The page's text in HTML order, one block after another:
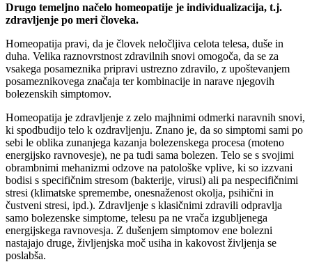
Drugo temeljno načelo homeopatije je individualizacija, t.j.
zdravljenje po meri človeka.
Homeopatija pravi, da je človek neločljiva celota telesa, duše in
duha. Velika raznovrstnost zdravilnih snovi omogoča, da se za
vsakega posameznika pripravi ustrezno zdravilo, z upoštevanjem
posameznikovega značaja ter kombinacije in narave njegovih
bolezenskih simptomov.
Homeopatija je zdravljenje z zelo majhnimi odmerki naravnih snovi,
ki spodbudijo telo k ozdravljenju. Znano je, da so simptomi sami po
sebi le oblika zunanjega kazanja bolezenskega procesa (moteno
energijsko ravnovesje), ne pa tudi sama bolezen. Telo se s svojimi
obrambnimi mehanizmi odzove na patološke vplive, ki so izzvani
bodisi s specifičnim stresom (bakterije, virusi) ali pa nespecifičnimi
stresi (klimatske spremembe, onesnaženost okolja, psihični in
čustveni stresi, ipd.). Zdravljenje s klasičnimi zdravili odpravlja
samo bolezenske simptome, telesu pa ne vrača izgubljenega
energijskega ravnovesja. Z dušenjem simptomov ene bolezni
nastajajo druge, življenjska moč usiha in kakovost življenja se
poslabša.